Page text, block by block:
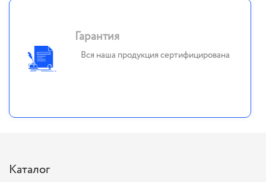
Гарантия
Вся наша продукция сертифицирована
Каталог